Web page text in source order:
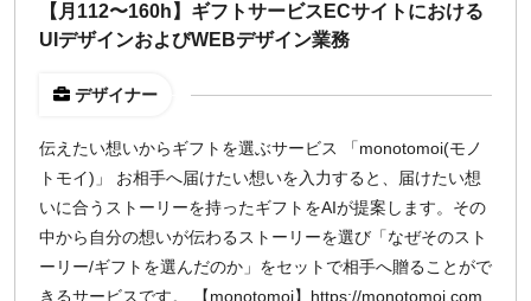
人事
広報
顧問・講師
カスタマーサクセス
その他
閉じる
働き方
【月112〜160h】ギフトサービスECサイトにおける
UIデザインおよびWEBデザイン業務
デザイナー
伝えたい想いからギフトを選ぶサービス 「monotomoi(モノ
トモイ)」 お相手へ届けたい想いを入力すると、届けたい想
いに合うストーリーを持ったギフトをAIが提案します。その
中から自分の想いが伝わるストーリーを選び「なぜそのスト
ーリー/ギフトを選んだのか」をセットで相手へ贈ることがで
きるサービスです。 【monotomoi】https://monotomoi.com